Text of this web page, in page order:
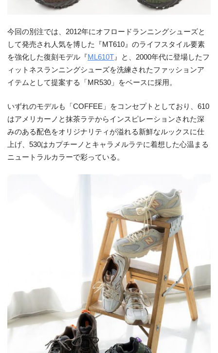
今回の別注では、2012年にオフロードランニングシューズと
して発売され人気を博した『MT610』のライフスタイル要素
を強化した復刻モデル『ML610T』と、2000年代に登場したフ
ィットネスランニングシューズを洗練されたファッションア
イテムとして提案する「MR530」をベースに採用。
いずれのモデルも「COFFEE」をコンセプトとしており、610
はアメリカーノと抹茶ラテからインスピレーションされた深
みのある配色をオリジナリティが溢れる新鮮なルックスに仕
上げ、530はカプチーノとキャラメルラテに着想した心温まる
ニュートラルカラーで彩っている。